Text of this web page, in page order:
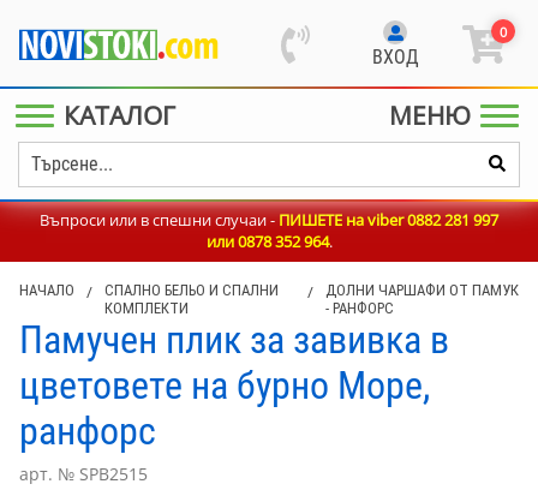
ВХОД
0
КАТАЛОГ МЕНЮ
Въпроси или в спешни случаи -ПИШЕТЕ на viber 0882 281 997
или0878 352 964.
НАЧАЛО /
СПАЛНО БЕЛЬО И СПАЛНИ
КОМПЛЕКТИ
/
ДОЛНИ ЧАРШАФИ ОТ ПАМУК
- РАНФОРС
Памучен плик за завивка в
цветовете на бурно Море,
ранфорс
арт. № SPB2515